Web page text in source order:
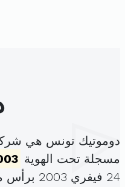
دوموتيك تونس هي
مسجلة تحت الهوية
24 فيفري 2003 برأس مال قدره